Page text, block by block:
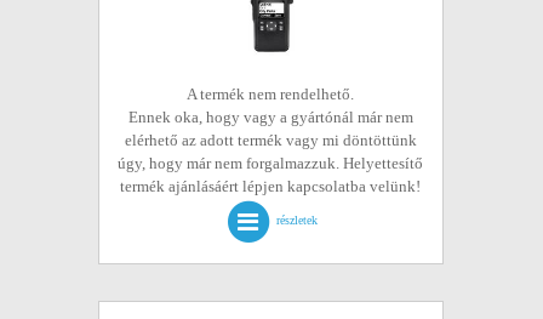
A termék nem rendelhető.
Ennek oka, hogy vagy a gyártónál már nem
elérhető az adott termék vagy mi döntöttünk
úgy, hogy már nem forgalmazzuk. Helyettesítő
termék ajánlásáért lépjen kapcsolatba velünk!
részletek